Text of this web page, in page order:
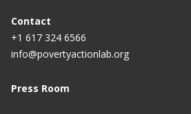
Contact
+1 617 324 6566
info@povertyactionlab.org
Press Room